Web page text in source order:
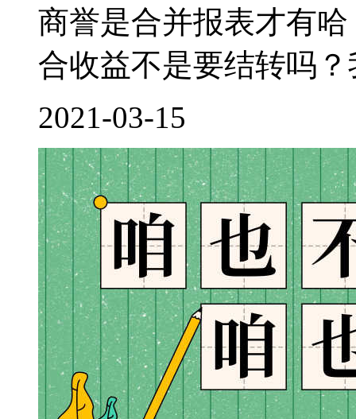
商誉是合并报表才有
合收益不是要结转吗
2021-03-15